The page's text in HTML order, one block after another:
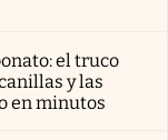
el truco
y las
en minutos